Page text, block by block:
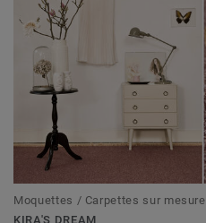
Moquettes / Carpettes sur mesure
KIRA'S DREAM